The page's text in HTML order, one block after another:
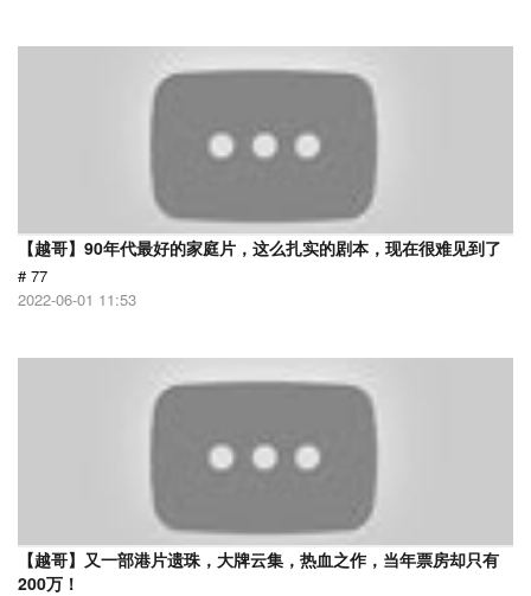
【越哥】90年代最好的家庭片，这么扎实的剧本，现在很难见到了
# 77
2022-06-01 11:53
【越哥】又一部港片遗珠，大牌云集，热血之作，当年票房却只有
200万！